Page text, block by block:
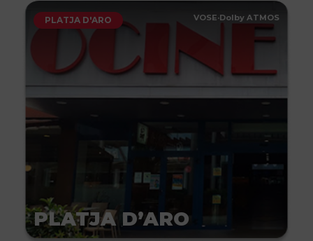
PLATJA D'ARO VOSE·Dolby ATMOS
PLATJA D’ARO